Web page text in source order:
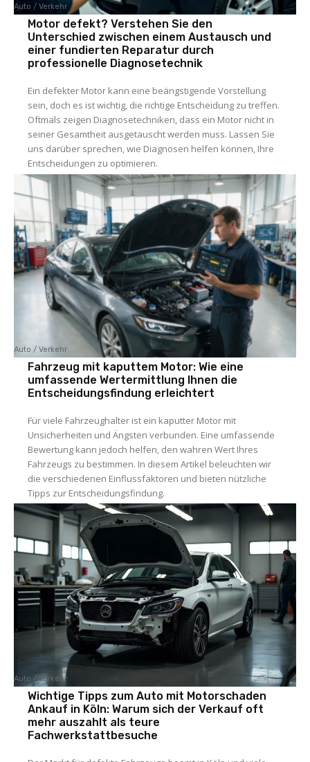
Auto / Verkehr
Motor defekt? Verstehen Sie den
Unterschied zwischen einem Austausch und
einer fundierten Reparatur durch
professionelle Diagnosetechnik
Ein defekter Motor kann eine beängstigende Vorstellung
sein, doch es ist wichtig, die richtige Entscheidung zu treffen.
Oftmals zeigen Diagnosetechniken, dass ein Motor nicht in
seiner Gesamtheit ausgetauscht werden muss. Lassen Sie
uns darüber sprechen, wie Diagnosen helfen können, Ihre
Entscheidungen zu optimieren.
Auto / Verkehr
Fahrzeug mit kaputtem Motor: Wie eine
umfassende Wertermittlung Ihnen die
Entscheidungsfindung erleichtert
Für viele Fahrzeughalter ist ein kaputter Motor mit
Unsicherheiten und Ängsten verbunden. Eine umfassende
Bewertung kann jedoch helfen, den wahren Wert Ihres
Fahrzeugs zu bestimmen. In diesem Artikel beleuchten wir
die verschiedenen Einflussfaktoren und bieten nützliche
Tipps zur Entscheidungsfindung.
Auto / Verkehr
Wichtige Tipps zum Auto mit Motorschaden
Ankauf in Köln: Warum sich der Verkauf oft
mehr auszahlt als teure
Fachwerkstattbesuche